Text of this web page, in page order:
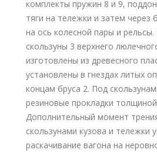
комплекты пружин 8 и 9,
тяги на тележки и затем через
на ось колесной пары и рельсы.
скользуны 3 верхнего
изготовлены из древесного
установлены в гнездах литых
концам бруса 2. Под
резиновые прокладки
Дополнительный момент
скользунами кузова и тележки
раскачивание вагона на